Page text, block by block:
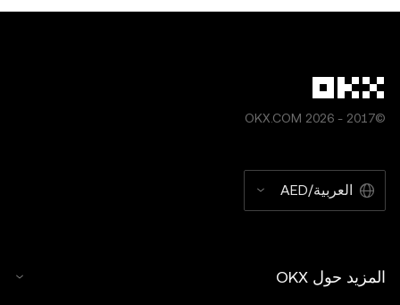
©2017 - 2026 OKX.COM
العربية/AED
المزيد حول OKX